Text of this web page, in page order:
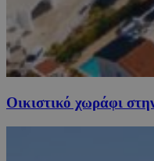
Οικιστικό χωράφι